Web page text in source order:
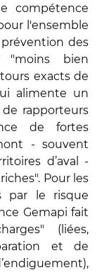
compétence
l'ensemble
des
"moins bien
exacts de
alimente un
rapporteurs
de fortes
- souvent
d’aval -
Pour les
par le risque
Gemapi fait
(liées,
et de